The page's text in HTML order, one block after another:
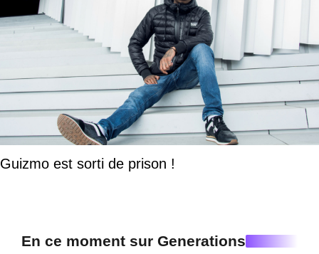
Guizmo est sorti de prison !
En ce moment sur Generations